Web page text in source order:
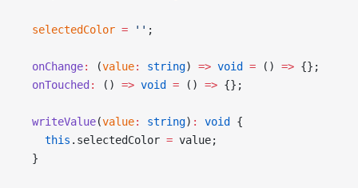
  selectedColor
= '' ;
  onChange
: (value: string) => void = () => {};
  onTouched
: () => void = () => {};
  writeValue
(value: string) : void
{
    this
.selectedColor = value;
  }